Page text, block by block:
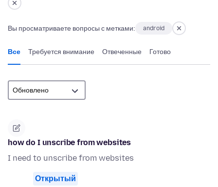
Вы просматриваете вопросы с метками: android
Все Требуется внимание Отвеченные Готово
how do I unscribe from websites
I need to unscribe from websites
Открытый